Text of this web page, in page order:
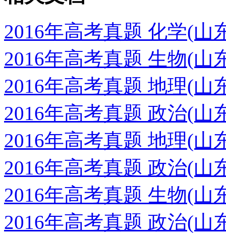
2016年高考真题 化学(山
2016年高考真题 生物(山
2016年高考真题 地理(山
2016年高考真题 政治(山
2016年高考真题 地理(山
2016年高考真题 政治(山
2016年高考真题 生物(山
2016年高考真题 政治(山